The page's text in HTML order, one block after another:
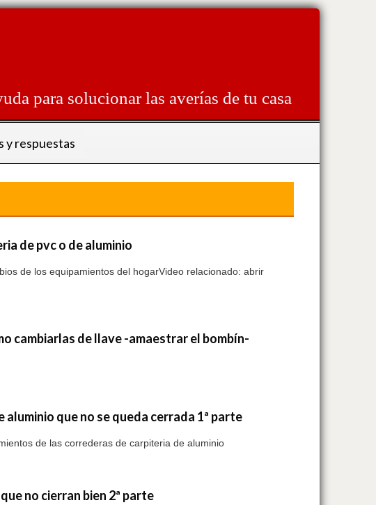
para solucionar las averías de tu casa
y respuestas
de pvc o de aluminio
de los equipamientos del hogarVideo relacionado: abrir
de pvc
cambiarlas de llave -amaestrar el bombín-
que no se queda cerrada 1ª parte
de las correderas de carpiteria de aluminio
no cierran bien 2ª parte